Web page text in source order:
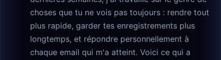
choses que tu ne vois pas toujours : rendre tout
plus rapide, garder tes enregistrements plus
longtemps, et répondre personnellement à
chaque email qui m'a atteint. Voici ce qui a